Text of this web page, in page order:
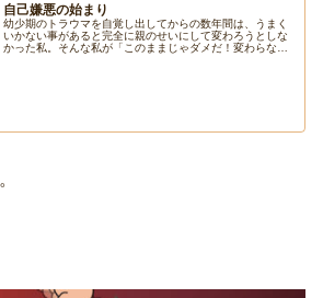
自己嫌悪の始まり
幼少期のトラウマを自覚し出してからの数年間は、うまく
いかない事があると完全に親のせいにして変わろうとしな
かった私。そんな私が「このままじゃダメだ！変わらなく